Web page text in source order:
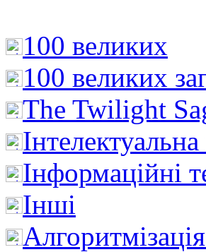
100 великих
100 великих
The Twilight
Інтелектуальна
Інформаційні
Інші